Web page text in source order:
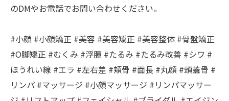
のDMやお電話でお問い合わせください。
#小顔 #小顔矯正 #美容 #美容矯正 #美容整体 #骨盤矯正
#O脚矯正 #むくみ #浮腫 #たるみ #たるみ改善 #シワ #
ほうれい線 #エラ #左右差 #頬骨 #面長 #丸顔 #頭蓋骨 #
リンパ #マッサージ #小顔マッサージ #リンパマッサー